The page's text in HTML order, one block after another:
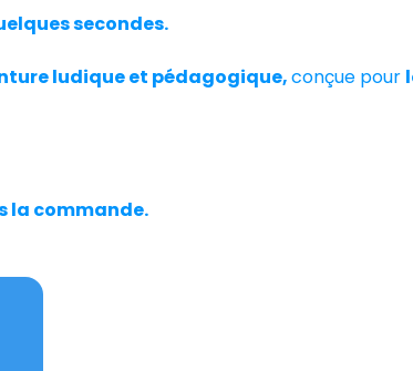
secondes.
ludique et pédagogique,conçue pour
la commande.